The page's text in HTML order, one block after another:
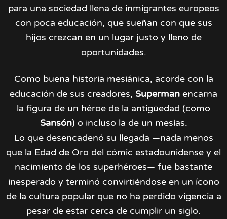
para una sociedad llena de inmigrantes europeos
con poca educación, que sueñan con que sus
hijos crezcan en un lugar justo y lleno de
oportunidades.
Como buena historia mesiánica, acorde con la
educación de sus creadores, Superman encarna
la figura de un héroe de la antigüedad (como
Sansón) o incluso la de un mesías.
Lo que desencadenó su llegada —nada menos
que la Edad de Oro del cómic estadounidense y el
nacimiento de los superhéroes— fue bastante
inesperado y terminó convirtiéndose en un ícono
de la cultura popular que no ha perdido vigencia a
pesar de estar cerca de cumplir un siglo.